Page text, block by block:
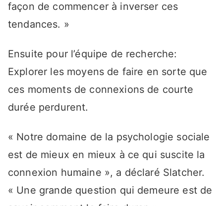
façon de commencer à inverser ces
tendances. »
Ensuite pour l’équipe de recherche:
Explorer les moyens de faire en sorte que
ces moments de connexions de courte
durée perdurent.
« Notre domaine de la psychologie sociale
est de mieux en mieux à ce qui suscite la
connexion humaine », a déclaré Slatcher.
« Une grande question qui demeure est de